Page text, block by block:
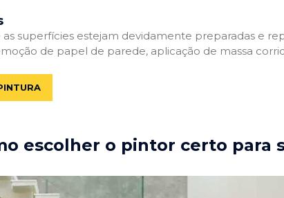
superfícies estejam devidamente preparadas e
de papel de parede, aplicação de massa
escolher o pintor certo para